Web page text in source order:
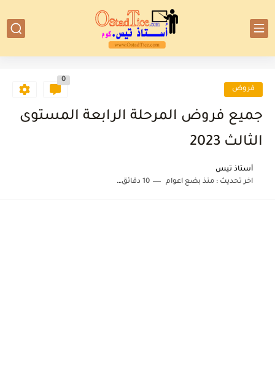
فروض
0
جميع فروض المرحلة الرابعة المستوى
الثالث 2023
أستاذ تيس
اخر تحديث :منذ بضع اعوام 10 دقائق للقراءة